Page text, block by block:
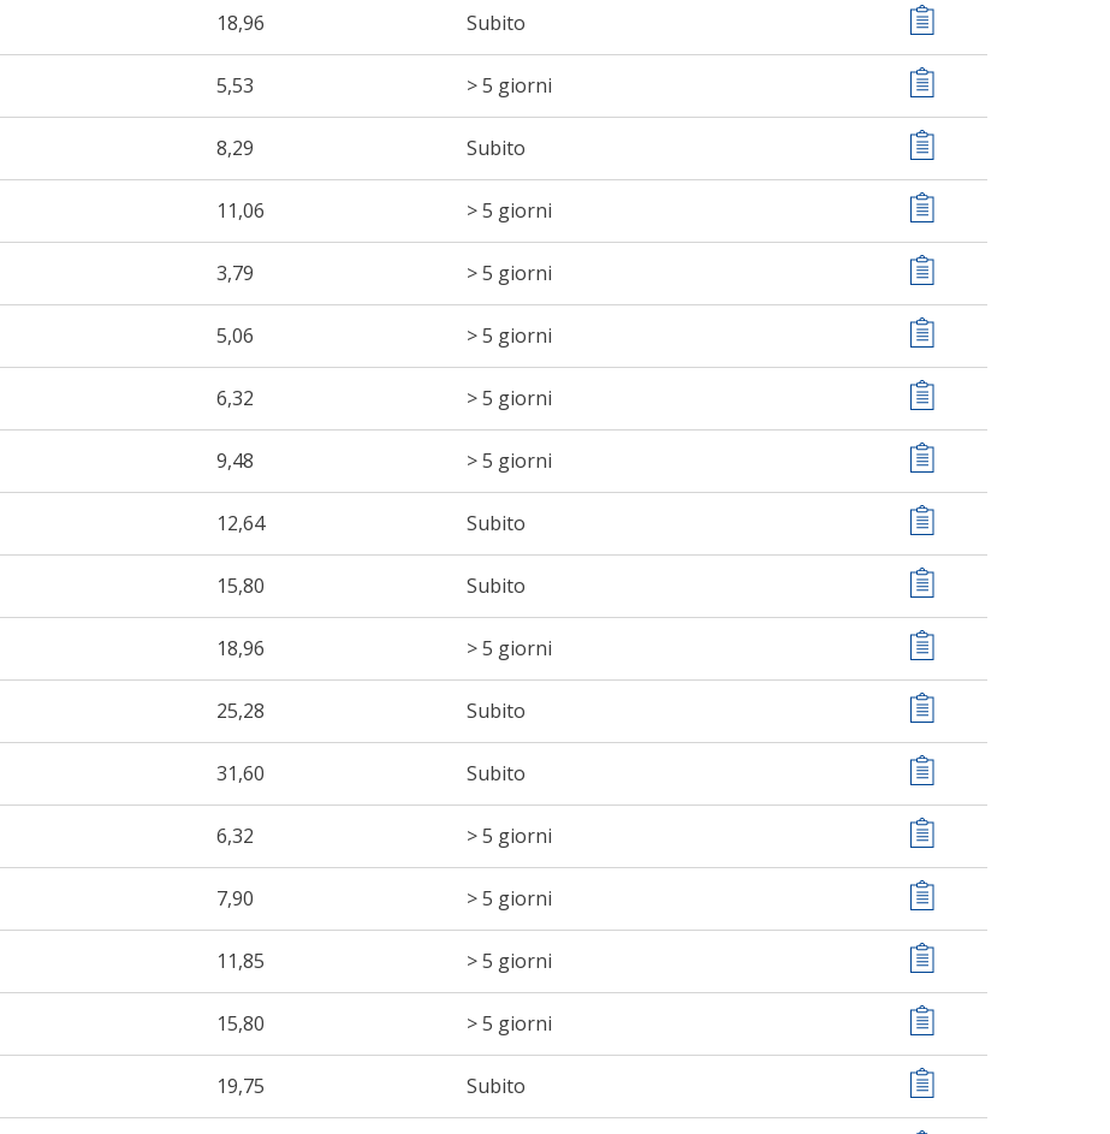
18,96 Subito
5,53 > 5 giorni
8,29 Subito
11,06 > 5 giorni
3,79 > 5 giorni
5,06 > 5 giorni
6,32 > 5 giorni
9,48 > 5 giorni
12,64 Subito
15,80 Subito
18,96 > 5 giorni
25,28 Subito
31,60 Subito
6,32 > 5 giorni
7,90 > 5 giorni
11,85 > 5 giorni
15,80 > 5 giorni
19,75 Subito